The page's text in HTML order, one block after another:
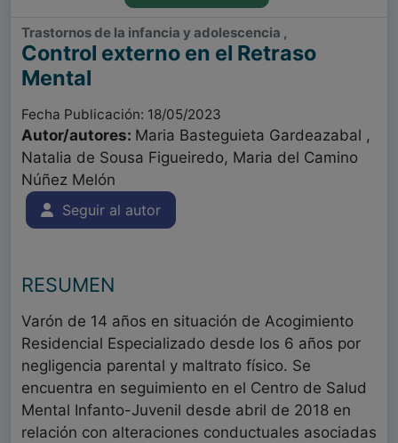
Trastornos de la infancia y adolescencia ,
Control externo en el Retraso
Mental
Fecha Publicación: 18/05/2023
Autor/autores: Maria Basteguieta Gardeazabal ,
Natalia de Sousa Figueiredo, Maria del Camino
Núñez Melón
Seguir al autor
RESUMEN
Varón de 14 años en situación de Acogimiento
Residencial Especializado desde los 6 años por
negligencia parental y maltrato físico. Se
encuentra en seguimiento en el Centro de Salud
Mental Infanto-Juvenil desde abril de 2018 en
relación con alteraciones conductuales asociadas